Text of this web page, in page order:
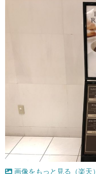
画像をもっと見る（楽天）